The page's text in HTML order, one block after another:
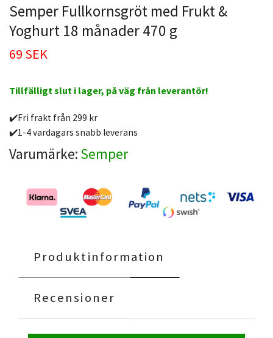
Semper Fullkornsgröt med Frukt &
Yoghurt 18 månader 470 g
69 SEK
Tillfälligt slut i lager, på väg från leverantör!
✔️Fri frakt från 299 kr
✔️1-4 vardagars snabb leverans
Varumärke: Semper
Produktinformation
Recensioner